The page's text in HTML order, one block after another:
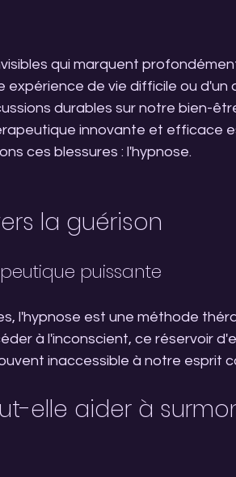
qui marquent profondément
de vie difficile ou d'un
durables sur notre bien-
innovante et efficace
ces blessures : l'hypnose.
la guérison
puissante
l'hypnose est une méthode
à l'inconscient, ce réservoir
inaccessible à notre esprit
elle aider à